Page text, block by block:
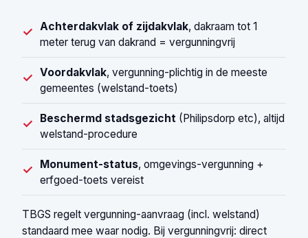
✓ Achterdakvlak of zijdakvlak, dakraam tot 1
meter terug van dakrand = vergunningvrij
✓ Voordakvlak, vergunning-plichtig in de meeste
gemeentes (welstand-toets)
✓ Beschermd stadsgezicht (Philipsdorp etc), altijd
welstand-procedure
✓ Monument-status, omgevings-vergunning +
erfgoed-toets vereist
TBGS regelt vergunning-aanvraag (incl. welstand)
standaard mee waar nodig. Bij vergunningvrij: direct